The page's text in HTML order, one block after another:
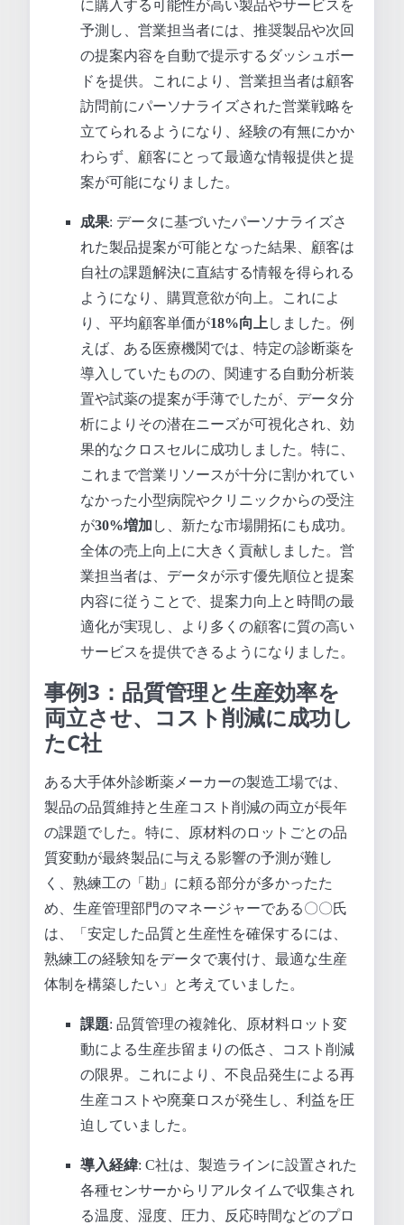
に購入する可能性が高い製品やサービスを
予測し、営業担当者には、推奨製品や次回
の提案内容を自動で提示するダッシュボー
ドを提供。これにより、営業担当者は顧客
訪問前にパーソナライズされた営業戦略を
立てられるようになり、経験の有無にかか
わらず、顧客にとって最適な情報提供と提
案が可能になりました。
成果: データに基づいたパーソナライズさ
れた製品提案が可能となった結果、顧客は
自社の課題解決に直結する情報を得られる
ようになり、購買意欲が向上。これによ
り、平均顧客単価が18%向上 しました。例
えば、ある医療機関では、特定の診断薬を
導入していたものの、関連する自動分析装
置や試薬の提案が手薄でしたが、データ分
析によりその潜在ニーズが可視化され、効
果的なクロスセルに成功しました。特に、
これまで営業リソースが十分に割かれてい
なかった小型病院やクリニックからの受注
が30%増加 し、新たな市場開拓にも成功。
全体の売上向上に大きく貢献しました。営
業担当者は、データが示す優先順位と提案
内容に従うことで、提案力向上と時間の最
適化が実現し、より多くの顧客に質の高い
サービスを提供できるようになりました。
事例3：品質管理と生産効率を
両立させ、コスト削減に成功し
たC社
ある大手体外診断薬メーカーの製造工場では、
製品の品質維持と生産コスト削減の両立が長年
の課題でした。特に、原材料のロットごとの品
質変動が最終製品に与える影響の予測が難し
く、熟練工の「勘」に頼る部分が多かったた
め、生産管理部門のマネージャーである〇〇氏
は、「安定した品質と生産性を確保するには、
熟練工の経験知をデータで裏付け、最適な生産
体制を構築したい」と考えていました。
課題: 品質管理の複雑化、原材料ロット変
動による生産歩留まりの低さ、コスト削減
の限界。これにより、不良品発生による再
生産コストや廃棄ロスが発生し、利益を圧
迫していました。
導入経緯: C社は、製造ラインに設置された
各種センサーからリアルタイムで収集され
る温度、湿度、圧力、反応時間などのプロ